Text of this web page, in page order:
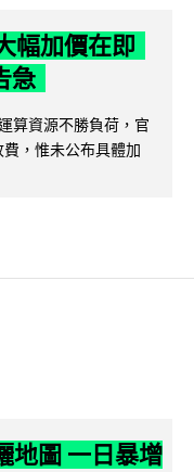
幅加價在即
急
算資源不勝負荷，官
，惟未公布具體加
地圖 一日暴增